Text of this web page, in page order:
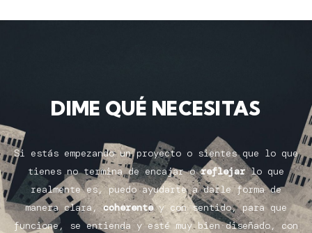
DIME QUÉ NECESITAS
Si estás empezando un proyecto o sientes que lo que
tienes no termina de encajar oreflejarlo que
realmente es, puedo ayudarte a darle forma de
manera clara,coherentey con sentido, para que
funcione, se entienda y esté muy bien diseñado, con